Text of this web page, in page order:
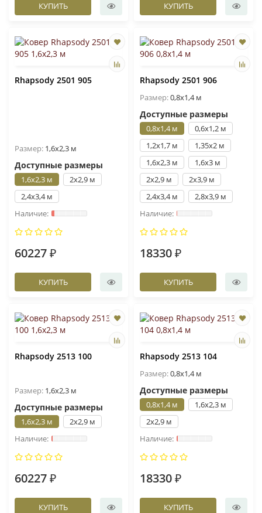
КУПИТЬ КУПИТЬ
Rhapsody 2501 905
Размер: 1,6x2,3 м
Доступные размеры
1,6x2,3 м
2x2,9 м
2,4x3,4 м
60227 ₽
КУПИТЬ
Rhapsody 2501 906
Размер:0,8x1,4 м
Доступные размеры
0,8x1,4 м
0,6x1,2 м
1,2x1,7 м
1,35x2 м
1,6x2,3 м
1,6x3 м
2x2,9 м
2x3,9 м
2,4x3,4 м
2,8x3,9 м
18330 ₽
КУПИТЬ
Rhapsody 2513 100
Размер: 1,6x2,3 м
Доступные размеры
1,6x2,3 м 2x2,9 м
60227 ₽
КУПИТЬ
Rhapsody 2513 104
Размер:0,8x1,4 м
Доступные размеры
0,8x1,4 м
1,6x2,3 м
2x2,9 м
18330 ₽
КУПИТЬ